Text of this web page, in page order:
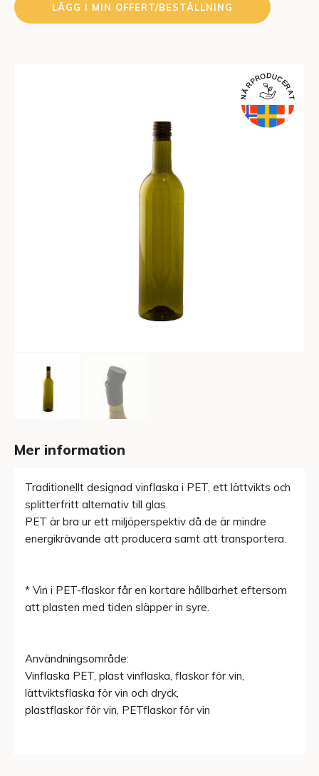
Mer information
Traditionellt designad vinflaska i PET, ett lättvikts och
splitterfritt alternativ till glas.
PET är bra ur ett miljöperspektiv då de är mindre
energikrävande att producera samt att transportera.
* Vin i PET-flaskor får en kortare hållbarhet eftersom
att plasten med tiden släpper in syre.
Användningsområde:
Vinflaska PET, plast vinflaska, flaskor för vin,
lättviktsflaska för vin och dryck,
plastflaskor för vin, PETflaskor för vin
mängd
LÄGG I MIN OFFERT/BESTÄLLNING